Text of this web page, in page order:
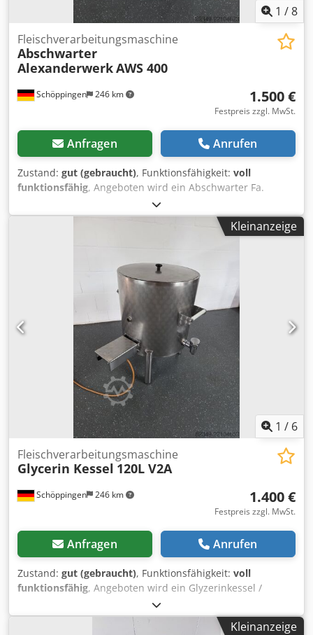
1 /8
Schöppingen 246 km
Fleischverarbeitungsmaschine
Abschwarter
AlexanderwerkAWS 400
1.500 €
Festpreis zzgl. MwSt.
Anfragen Anrufen
Zustand: gut (gebraucht), Funktionsfähigkeit: voll
funktionsfähig, Angeboten wird ein Abschwarter Fa.
Alexanderwerk Typ: AWS 400 400v /16A / 0,4kW. Die
Maschine ist voll funktionsfähig und sofort eisatzbereit.
Schnittbreite ca.39cm. Messer Neu, Besichtigung und
oder Vorkasse. Dwodpfozcwvtox Aiaea Verkauf nur an
Gewerbetreibende , Keine Garantie, keine Gewährleistung.
Kleinanzeige
1 / 6
Schöppingen 246 km
Fleischverarbeitungsmaschine
Glycerin Kessel 120L V2A
1.400 €
Festpreis zzgl. MwSt.
Anfragen Anrufen
Zustand: gut (gebraucht), Funktionsfähigkeit: voll
funktionsfähig, Angeboten wird ein Glyzerinkessel /
Kochkessel 120L V2A Doppelwandig Anschluss 380v. mit
Deckel. Dwjdpfx Aozcwwqjiasa Der Kessel ist Werkstatt
geprüft, sofort einsatzbereit. Barzahlung oder Vorkasse.
Kleinanzeige